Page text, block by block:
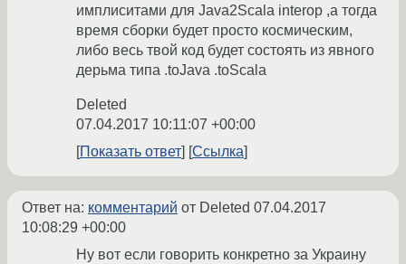
имплиситами для Java2Scala interop ,а тогда
время сборки будет просто космическим,
либо весь твой код будет состоять из явного
дерьма типа .toJava .toScala
Deleted
07.04.2017 10:11:07 +00:00
Показать ответ
Ссылка
Ответ на: комментарий от Deleted 07.04.2017
10:08:29 +00:00
Ну вот если говорить конкретно за Украину